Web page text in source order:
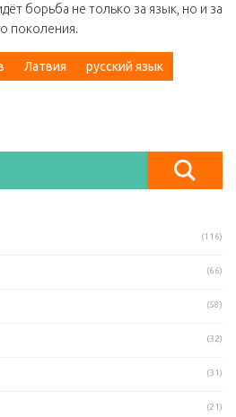
борьба не только за язык, но и за
поколения.
Латвия русский язык
(116)
(66)
(58)
(32)
(31)
(21)